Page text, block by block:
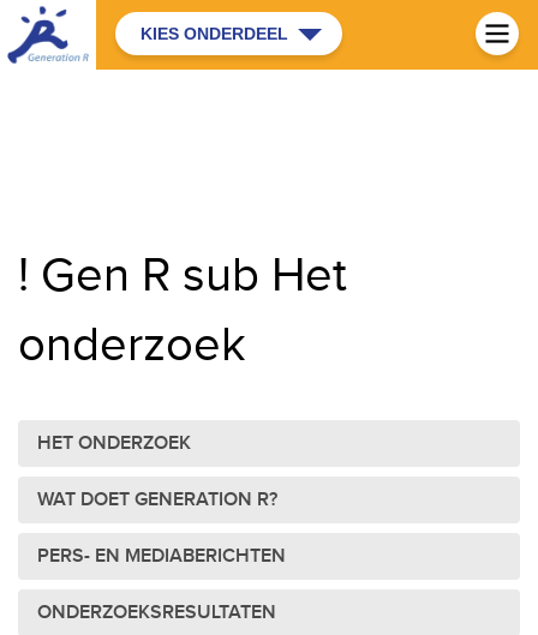
KIES ONDERDEEL
! Gen R sub Het
onderzoek
HET ONDERZOEK
WAT DOET GENERATION R?
PERS- EN MEDIABERICHTEN
ONDERZOEKSRESULTATEN